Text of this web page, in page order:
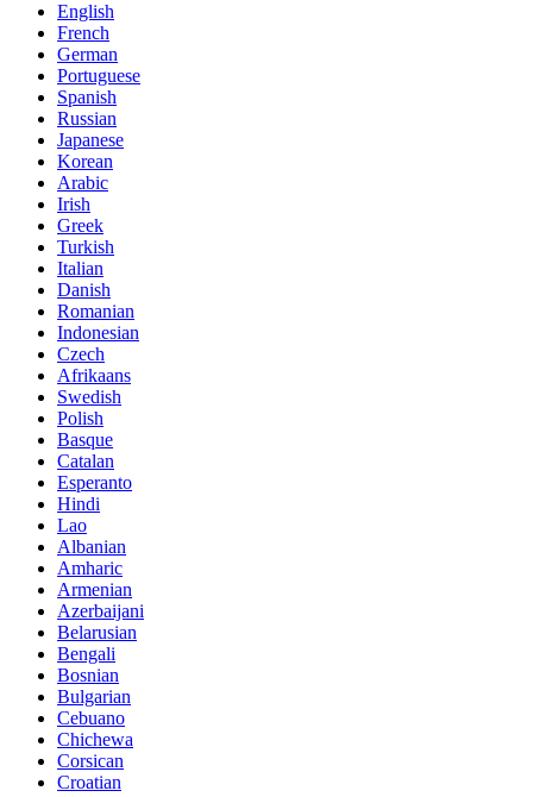
English
French
German
Portuguese
Spanish
Russian
Japanese
Korean
Arabic
Irish
Greek
Turkish
Italian
Danish
Romanian
Indonesian
Czech
Afrikaans
Swedish
Polish
Basque
Catalan
Esperanto
Hindi
Lao
Albanian
Amharic
Armenian
Azerbaijani
Belarusian
Bengali
Bosnian
Bulgarian
Cebuano
Chichewa
Corsican
Croatian